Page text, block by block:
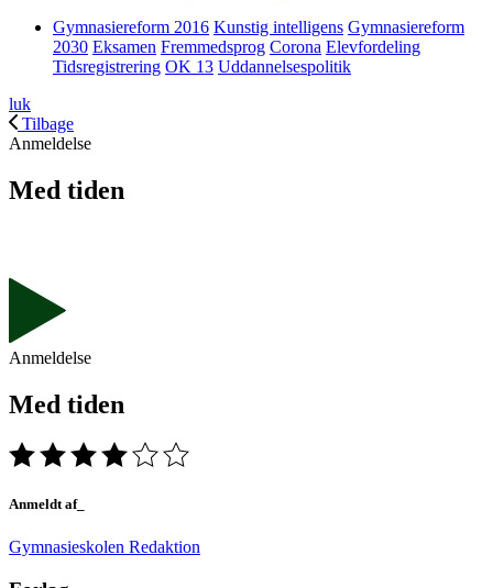
Gymnasiereform 2016 Kunstig intelligens Gymnasiereform
2030 Eksamen Fremmedsprog Corona Elevfordeling
Tidsregistrering OK 13 Uddannelsespolitik
luk
Tilbage
Anmeldelse
Med tiden
Anmeldelse
Med tiden
Anmeldt af_
Gymnasieskolen Redaktion